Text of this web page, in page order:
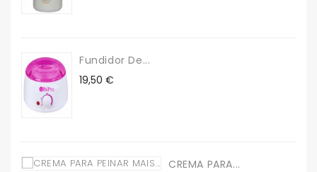
Fundidor De...
Precio
19,50 €
CREMA PARA...